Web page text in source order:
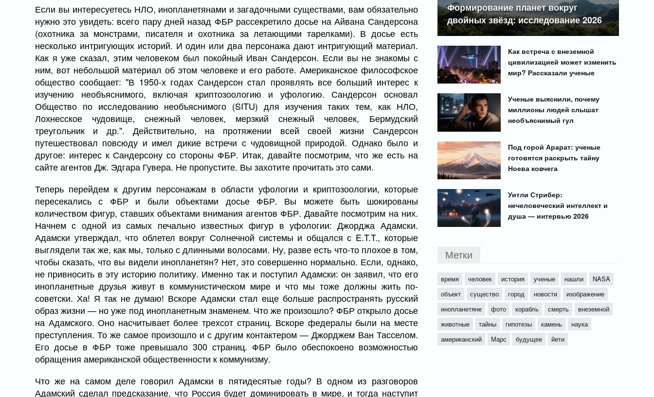
Если вы интересуетесь НЛО, инопланетянами и загадочными существами, вам обязательно
нужно это увидеть: всего пару дней назад ФБР рассекретило досье на Айвана Сандерсона
(охотника за монстрами, писателя и охотника за летающими тарелками). В досье есть
несколько интригующих историй. И один или два персонажа дают интригующий материал.
Как я уже сказал, этим человеком был покойный Иван Сандерсон. Если вы не знакомы с
ним, вот небольшой материал об этом человеке и его работе. Американское философское
общество сообщает: "В 1950-х годах Сандерсон стал проявлять все больший интерес к
изучению необъяснимого, включая криптозоологию и уфологию. Сандерсон основал
Общество по исследованию необъяснимого (SITU) для изучения таких тем, как НЛО,
Лохнесское чудовище, снежный человек, мерзкий снежный человек, Бермудский
треугольник и др.". Действительно, на протяжении всей своей жизни Сандерсон
путешествовал повсюду и имел дикие встречи с чудовищной природой. Однако было и
другое: интерес к Сандерсону со стороны ФБР. Итак, давайте посмотрим, что же есть на
сайте агентов Дж. Эдгара Гувера. Не пропустите. Вы захотите прочитать это сами.
Теперь перейдем к другим персонажам в области уфологии и криптозоологии, которые
пересекались с ФБР и были объектами досье ФБР. Вы можете быть шокированы
количеством фигур, ставших объектами внимания агентов ФБР. Давайте посмотрим на них.
Начнем с одной из самых печально известных фигур в уфологии: Джорджа Адамски.
Адамски утверждал, что облетел вокруг Солнечной системы и общался с E.T.T., которые
выглядели так же, как мы, только с длинными волосами. Ну, разве есть что-то плохое в том,
чтобы сказать, что вы видели инопланетян? Нет, это совершенно нормально. Если, однако,
не привносить в эту историю политику. Именно так и поступил Адамски: он заявил, что его
инопланетные друзья живут в коммунистическом мире и что мы тоже должны жить по-
советски. Ха! Я так не думаю! Вскоре Адамски стал еще больше распространять русский
образ жизни — но уже под инопланетным знаменем. Что же произошло? ФБР открыло досье
на Адамского. Оно насчитывает более трехсот страниц. Вскоре федералы были на месте
преступления. То же самое произошло и с другим контактером — Джорджем Ван Тасселом.
Его досье в ФБР тоже превышало 300 страниц. ФБР было обеспокоено возможностью
обращения американской общественности к коммунизму.
Что же на самом деле говорил Адамски в пятидесятые годы? В одном из разговоров
Адамский сделал предсказание, что Россия будет доминировать в мире, и тогда наступит
Формирование планет вокруг
двойных звёзд: исследование 2026
Как встреча с внеземной
цивилизацией может изменить
мир? Рассказали ученые
Ученые выяснили, почему
миллионы людей слышат
необъяснимый гул
Под горой Арарат: ученые
готовятся раскрыть тайну
Ноева ковчега
Уитли Стрибер:
нечеловеческий интеллект и
душа — интервью 2026
Метки
время человек история ученые нашли
NASA
объект
существо город новости
изображение
инопланетяне
фото корабль смерть
внеземной
животные
тайны гипотезы камень
наука
американский
Марс будущее йети